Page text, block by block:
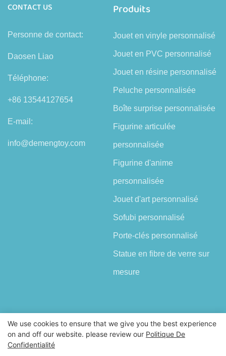
CONTACT US
Personne de contact:
Daosen Liao
Téléphone:
+86 13544127654
E-mail:
info@demengtoy.com
Produits
Jouet en vinyle personnalisé
Jouet en PVC personnalisé
Jouet en résine personnalisé
Peluche personnalisée
Boîte surprise personnalisée
Figurine articulée
personnalisée
Figurine d'anime
personnalisée
Jouet d'art personnalisé
Sofubi personnalisé
Porte-clés personnalisé
Statue en fibre de verre sur
mesure
Droits d'auteur © 2026 Shenzhen Demeng Toy Co.,Ltd |
We use cookies to ensure that we give you the best experience
on and off our website. please review our Politique De
Confidentialité